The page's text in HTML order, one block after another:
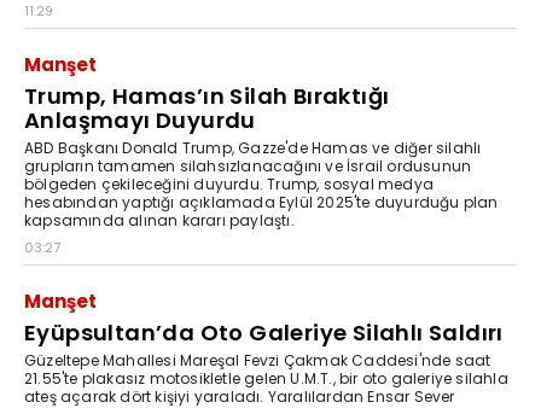
11:29
Manşet
Trump, Hamas’ın Silah Bıraktığı
Anlaşmayı Duyurdu
ABD Başkanı Donald Trump, Gazze'de Hamas ve diğer silahlı
grupların tamamen silahsızlanacağını ve İsrail ordusunun
bölgeden çekileceğini duyurdu. Trump, sosyal medya
hesabından yaptığı açıklamada Eylül 2025'te duyurduğu plan
kapsamında alınan kararı paylaştı.
03:27
Manşet
Eyüpsultan’da Oto Galeriye Silahlı Saldırı
Güzeltepe Mahallesi Mareşal Fevzi Çakmak Caddesi'nde saat
21.55'te plakasız motosikletle gelen U.M.T., bir oto galeriye silahla
ateş açarak dört kişiyi yaraladı. Yaralılardan Ensar Sever